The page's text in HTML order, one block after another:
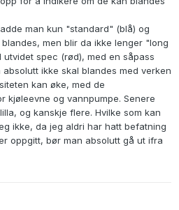
man kun "standard" (blå) og
men blir da ikke lenger "long
utvidet spec (rød), med en såpass
ikke skal blandes med verken
kan øke, med de
kjøleevne og vannpumpe. Senere
og kanskje flere. Hvilke som kan
ikke, da jeg aldri har hatt befatning
oppgitt, bør man absolutt gå ut ifra